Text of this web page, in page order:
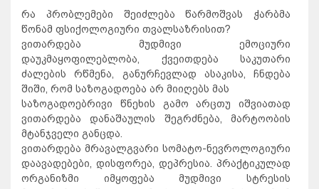
რა პრობლემები შეიძლება წარმოშვას ჭარბმა
წონამ ფსიქოლოგიური თვალსაზრისით?
ვითარდება მუდმივი ემოციური
დაუკმაყოფილებლობა, ქვეითდება საკუთარი
ძალების რწმენა, განურჩევლად ასაკისა, ჩნდება
შიში, რომ საზოგადოება არ მიიღებს მას
საზოგადოებრივი წნეხის გამო არცთუ იშვიათად
ვითარდება დანაშაულის შეგრძნება, მარტოობის
მტანჯველი განცდა.
ვითარდება მრავალგვარი სომატო-ნევროლოგიური
დაავადებები, დისფორეა, დეპრესია. პრაქტიკულად
ორგანიზმი იმყოფება მუდმივი სტრესის